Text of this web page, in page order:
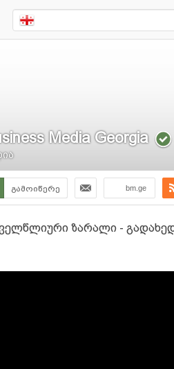
Media Georgia
გამოიწერე bm.ge
ზარალი -